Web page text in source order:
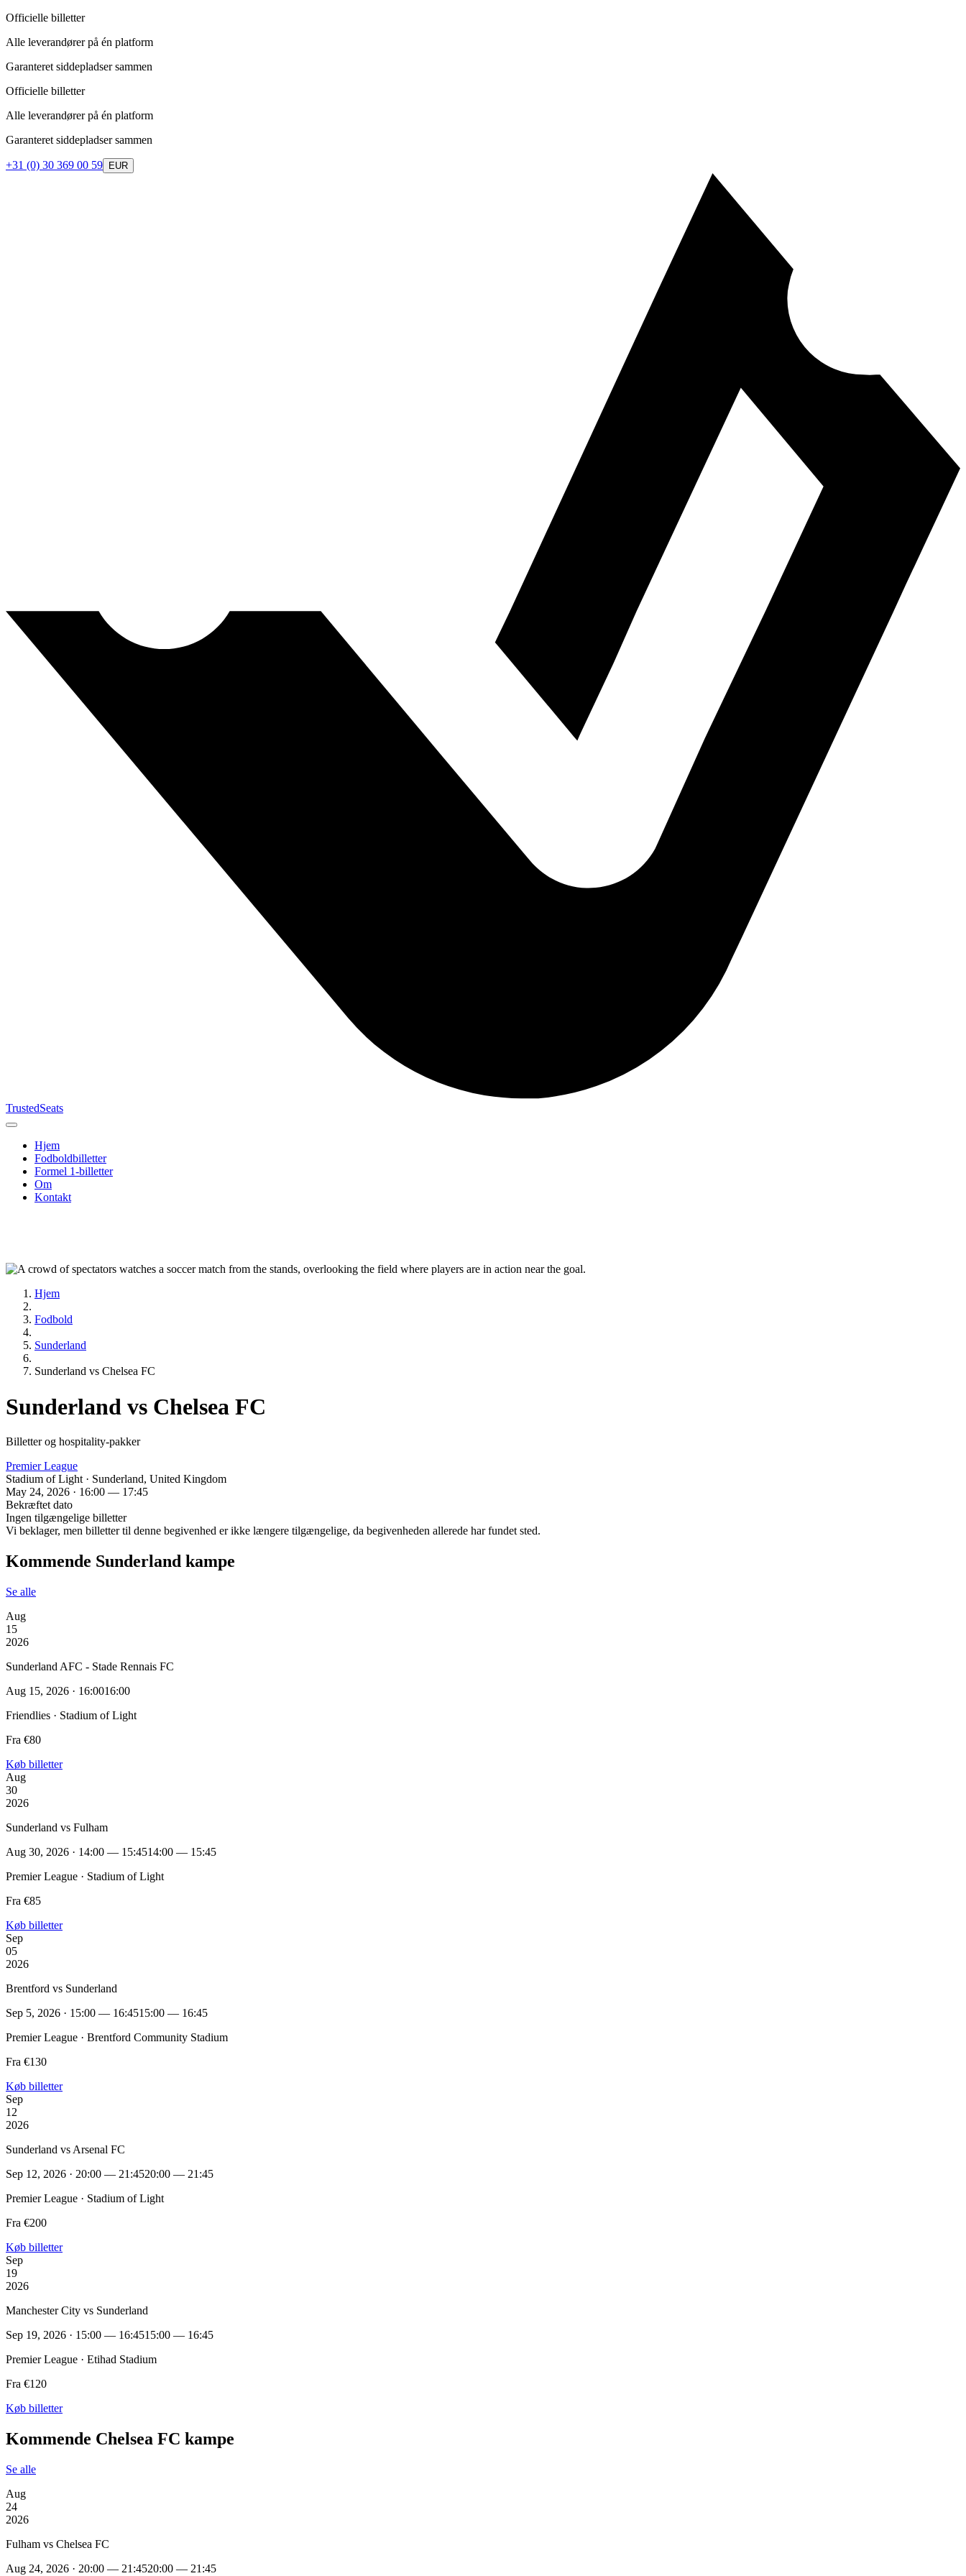
Officielle billetter
Alle leverandører på én platform
Garanteret siddepladser sammen
Officielle billetter
Alle leverandører på én platform
Garanteret siddepladser sammen
+31 (0) 30 369 00 59 EUR
TrustedSeats
Hjem
Fodboldbilletter
Formel 1-billetter
Om
Kontakt
Hjem
Fodbold
Sunderland
Sunderland vs Chelsea FC
Sunderland vs Chelsea FC
Billetter og hospitality-pakker
Premier League
Stadium of Light · Sunderland, United Kingdom
May 24, 2026 · 16:00 — 17:45
Bekræftet dato
Ingen tilgængelige billetter
Vi beklager, men billetter til denne begivenhed er ikke længere tilgængelige, da begivenheden allerede har fundet sted.
Kommende Sunderland kampe
Se alle
Aug
15
2026
Sunderland AFC - Stade Rennais FC
Aug 15, 2026 · 16:0016:00
Friendlies · Stadium of Light
Fra €80
Køb billetter
Aug
30
2026
Sunderland vs Fulham
Aug 30, 2026 · 14:00 — 15:4514:00 — 15:45
Premier League · Stadium of Light
Fra €85
Køb billetter
Sep
05
2026
Brentford vs Sunderland
Sep 5, 2026 · 15:00 — 16:4515:00 — 16:45
Premier League · Brentford Community Stadium
Fra €130
Køb billetter
Sep
12
2026
Sunderland vs Arsenal FC
Sep 12, 2026 · 20:00 — 21:4520:00 — 21:45
Premier League · Stadium of Light
Fra €200
Køb billetter
Sep
19
2026
Manchester City vs Sunderland
Sep 19, 2026 · 15:00 — 16:4515:00 — 16:45
Premier League · Etihad Stadium
Fra €120
Køb billetter
Kommende Chelsea FC kampe
Se alle
Aug
24
2026
Fulham vs Chelsea FC
Aug 24, 2026 · 20:00 — 21:4520:00 — 21:45